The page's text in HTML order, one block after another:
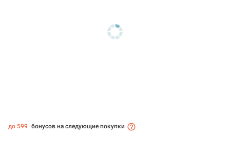
до 599 бонусов на следующие покупки